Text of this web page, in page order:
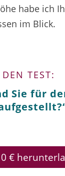
habe ich
im Blick.
TEST:
Sie für
€